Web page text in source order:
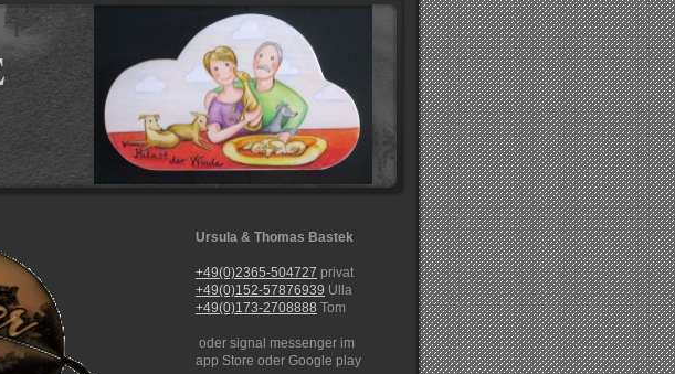
Ursula & Thomas Bastek
+49(0)2365-504727 privat
+49(0)152-57876939 Ulla
+49(0)173-2708888 Tom
oder signal messenger im
app Store oder Google play